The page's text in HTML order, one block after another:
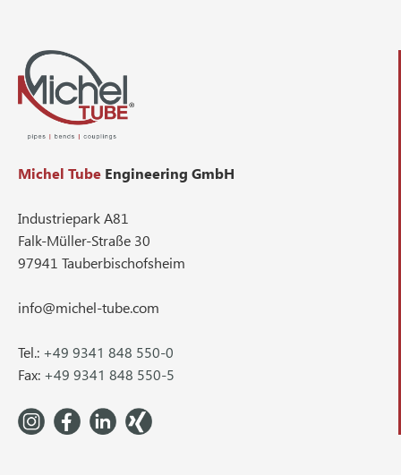
Michel Tube Engineering GmbH
Industriepark A81
Falk-Müller-Straße 30
97941 Tauberbischofsheim
info@michel-tube.com
Tel.: +49 9341 848 550-0
Fax: +49 9341 848 550-5